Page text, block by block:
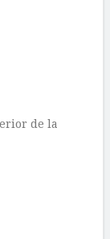
de la